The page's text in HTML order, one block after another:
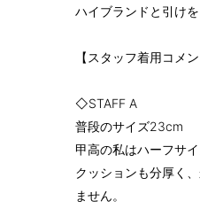
ハイブランドと引け
【スタッフ着用コメン
◇STAFF A
普段のサイズ
甲高の私はハーフサ
クッションも分厚く
ません。